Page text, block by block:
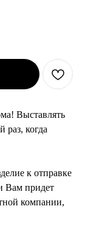
Выставлять
раз, когда
к отправке
Вам придет
компании,